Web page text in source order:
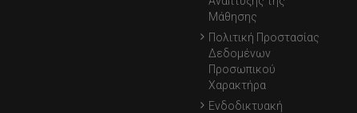
Μάθησης
Πολιτική Προστασίας
Δεδομένων
Προσωπικού
Χαρακτήρα
Ενδοδικτυακή